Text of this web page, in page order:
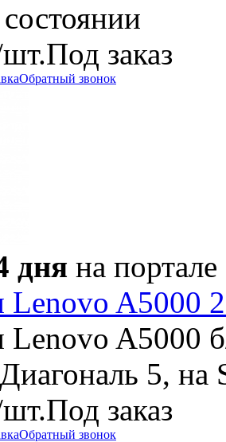
Под заказ
Обратный звонок
дня на портале
Lenovo A5000
Lenovo A5000
5,
Под заказ
Обратный звонок